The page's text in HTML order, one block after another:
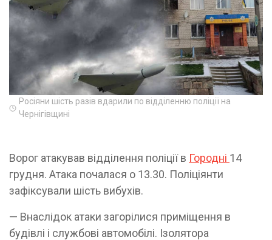
Росіяни шість разів вдарили по відділенню поліції на
Чернігівщині
Ворог атакував відділення поліції в Городні 14
грудня. Атака почалася о 13.30. Поліціянти
зафіксували шість вибухів.
— Внаслідок атаки загорілися приміщення в
будівлі і службові автомобілі. Ізолятора